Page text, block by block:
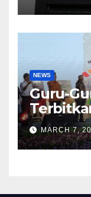
NEWS
Guru-
MARCH 7,